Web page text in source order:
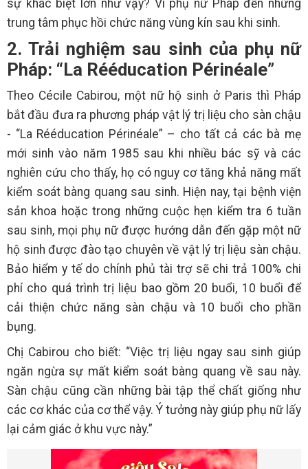
sự khác biệt lớn như vậy? Vì phụ nữ Pháp đến những
trung tâm phục hồi chức năng vùng kín sau khi sinh.
2. Trải nghiệm sau sinh của phụ nữ
Pháp: “La Rééducation Périnéale”
Theo Cécile Cabirou, một nữ hộ sinh ở Paris thì Pháp
bắt đầu đưa ra phương pháp vật lý trị liệu cho sàn chậu
- “La Rééducation Périnéale” – cho tất cả các bà mẹ
mới sinh vào năm 1985 sau khi nhiều bác sỹ và các
nghiên cứu cho thấy, họ có nguy cơ tăng khả năng mất
kiểm soát bàng quang sau sinh. Hiện nay, tại bệnh viện
sản khoa hoặc trong những cuộc hẹn kiểm tra 6 tuần
sau sinh, mọi phụ nữ được hướng dẫn đến gặp một nữ
hộ sinh được đào tạo chuyên về vật lý trị liệu sàn chậu.
Bảo hiểm y tế do chính phủ tài trợ sẽ chi trả 100% chi
phí cho quá trình trị liệu bao gồm 20 buổi, 10 buổi để
cải thiện chức năng sàn chậu và 10 buổi cho phần
bụng.
Chị Cabirou cho biết: “Việc trị liệu ngay sau sinh giúp
ngăn ngừa sự mất kiểm soát bàng quang về sau này.
Sàn chậu cũng cần những bài tập thể chất giống như
các cơ khác của cơ thể vậy. Ý tưởng này giúp phụ nữ lấy
lại cảm giác ở khu vực này.”